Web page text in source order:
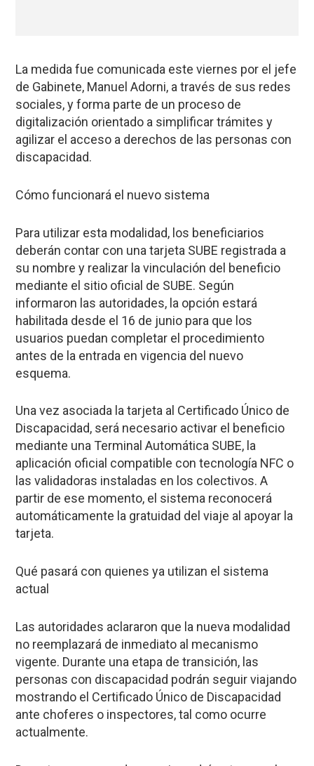
La medida fue comunicada este viernes por el jefe
de Gabinete, Manuel Adorni, a través de sus redes
sociales, y forma parte de un proceso de
digitalización orientado a simplificar trámites y
agilizar el acceso a derechos de las personas con
discapacidad.
Cómo funcionará el nuevo sistema
Para utilizar esta modalidad, los beneficiarios
deberán contar con una tarjeta SUBE registrada a
su nombre y realizar la vinculación del beneficio
mediante el sitio oficial de SUBE. Según
informaron las autoridades, la opción estará
habilitada desde el 16 de junio para que los
usuarios puedan completar el procedimiento
antes de la entrada en vigencia del nuevo
esquema.
Una vez asociada la tarjeta al Certificado Único de
Discapacidad, será necesario activar el beneficio
mediante una Terminal Automática SUBE, la
aplicación oficial compatible con tecnología NFC o
las validadoras instaladas en los colectivos. A
partir de ese momento, el sistema reconocerá
automáticamente la gratuidad del viaje al apoyar la
tarjeta.
Qué pasará con quienes ya utilizan el sistema
actual
Las autoridades aclararon que la nueva modalidad
no reemplazará de inmediato al mecanismo
vigente. Durante una etapa de transición, las
personas con discapacidad podrán seguir viajando
mostrando el Certificado Único de Discapacidad
ante choferes o inspectores, tal como ocurre
actualmente.